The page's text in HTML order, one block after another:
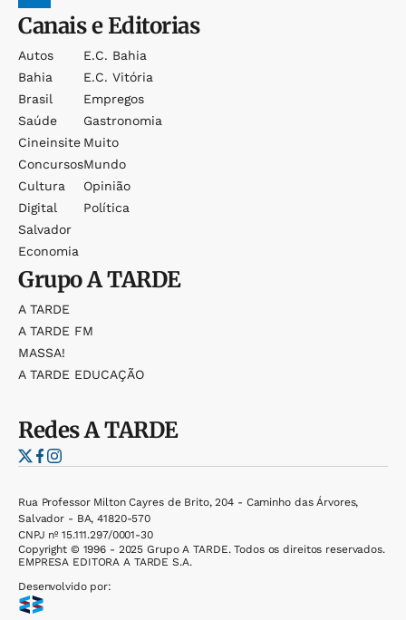
Canais e Editorias
Autos
Bahia
Brasil
Saúde
Cineinsite
Concursos
Cultura
Digital
Salvador
Economia
E.c. Bahia
E.c. Vitória
Empregos
Gastronomia
Muito
Mundo
Opinião
Política
GrupoA TARDE
A TARDE
A TARDE FM
MASSA!
A TARDE EDUCAÇÃO
RedesA TARDE
Rua Professor Milton Cayres de Brito, 204 - Caminho das Árvores,
Salvador - BA, 41820-570
CNPJ nº 15.111.297/0001-30
Copyright © 1996 - 2025 Grupo A TARDE. Todos os direitos reservados.
EMPRESA EDITORA A TARDE S.A.
Desenvolvido por: